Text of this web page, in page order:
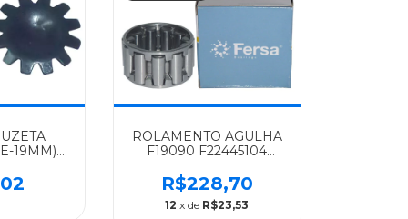
19MM)
AGL-
-
ROLAMENTO AGULHA
F19090 F22445104
ALGOMAIS
OF1417/1722/O500/OH1115L/L1620/1622/
- 0029816312
R$228,70
12 x de R$23,53